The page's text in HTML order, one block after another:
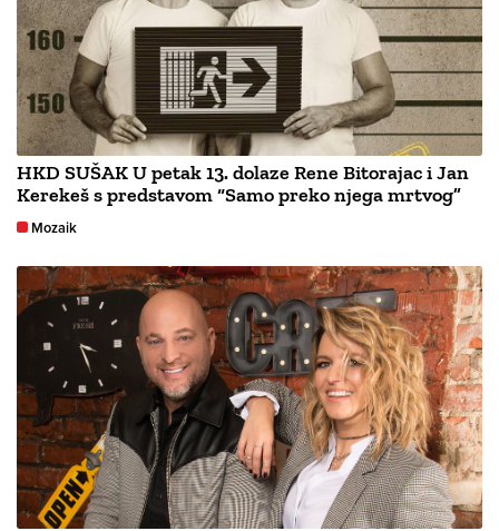
HKD SUŠAK U petak 13. dolaze Rene Bitorajac i Jan
Kerekeš s predstavom “Samo preko njega mrtvog”
Mozaik